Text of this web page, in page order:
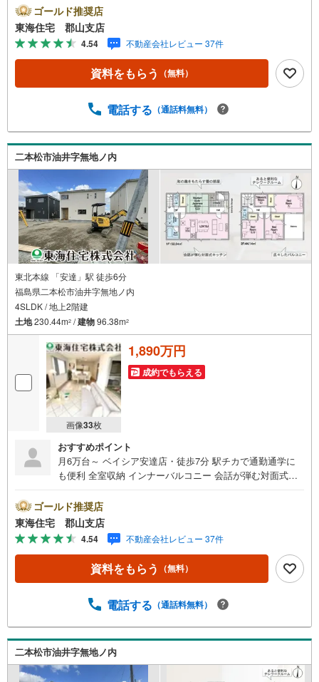
できます ■東海住宅 郡山支店が選ばれる理由1郡山市を中
心に多数の物件を取り扱っています。 新築・中古様々な
物件をご紹介可能です。ぜひお気軽にお問合せ下さい。2お
家の購入だけでなく、売却もぜひお任せください。 でき
る限りお客様のご要望を実現するために、責任を持って物
件をお預かり致します。3創業50年以上 独自のノウハウで
もまずはお気軽にご相談下さい。 ご予算や自己資金、ロ
す。東海住宅 郡山支店営業時間 9:30～18:30（定休日:
火・水）お電話でのお問い合わせがスムーズにご案内でき
ます。また、見学予約ボタンより現地のご案内も可能で
す。＝＝＝＝＝＝＝＝＝＝＝＝
ゴールド推奨店
東海住宅 郡山支店
4.54 不動産会社レビュー 37件
資料をもらう （無料）
電話する （通話料無料）
二本松市油井字無地ノ内
東北本線 「安達」駅 徒歩6分
福島県二本松市油井字無地ノ内
4SLDK / 地上2階建
土地230.44m2 /建物96.38m2
画像33枚
1,890万円
成約でもらえる
おすすめポイント
月6万台～ ベイシア安達店・徒歩7分 駅チカで通勤通学に
も便利 全室収納 インナーバルコニー 会話が弾む対面式キ
できます ■東海住宅 郡山支店が選ばれる理由1郡山市を中
心に多数の物件を取り扱っています。 新築・中古様々な
物件をご紹介可能です。ぜひお気軽にお問合せ下さい。2お
家の購入だけでなく、売却もぜひお任せください。 でき
る限りお客様のご要望を実現するために、責任を持って物
件をお預かり致します。3創業50年以上 独自のノウハウで
もまずはお気軽にご相談下さい。 ご予算や自己資金、ロ
す。東海住宅 郡山支店営業時間 9:30～18:30（定休日:
火・水）お電話でのお問い合わせがスムーズにご案内でき
ます。また、見学予約ボタンより現地のご案内も可能で
す。＝＝＝＝＝＝＝＝＝＝＝＝
ゴールド推奨店
東海住宅 郡山支店
4.54 不動産会社レビュー 37件
資料をもらう （無料）
電話する （通話料無料）
二本松市油井字無地ノ内